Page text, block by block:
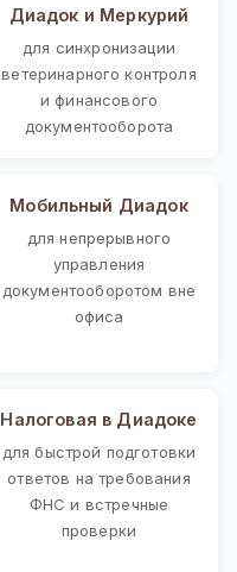
Диадок и Меркурий
для синхронизации
ветеринарного контроля
и финансового
документооборота
Мобильный Диадок
для непрерывного
управления
документооборотом вне
офиса
Налоговая в Диадоке
для быстрой подготовки
ответов на требования
ФНС и встречные
проверки